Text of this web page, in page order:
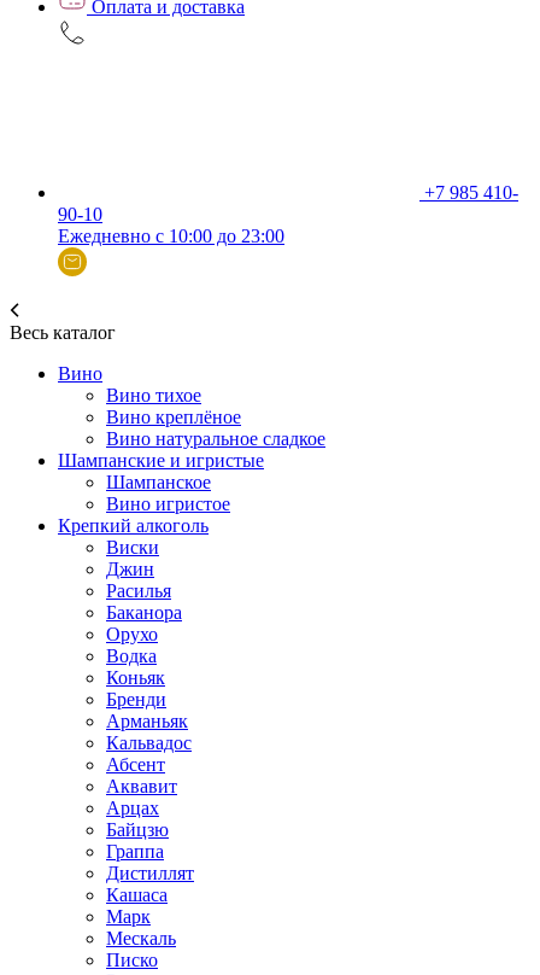
Оплата и доставка
+7 985 410-
90-10
Ежедневно с 10:00 до 23:00
Весь каталог
Вино
Вино тихое
Вино креплёное
Вино натуральное сладкое
Шампанские и игристые
Шампанское
Вино игристое
Крепкий алкоголь
Виски
Джин
Расилья
Баканора
Орухо
Водка
Коньяк
Бренди
Арманьяк
Кальвадос
Абсент
Аквавит
Арцах
Байцзю
Граппа
Дистиллят
Кашаса
Марк
Мескаль
Писко